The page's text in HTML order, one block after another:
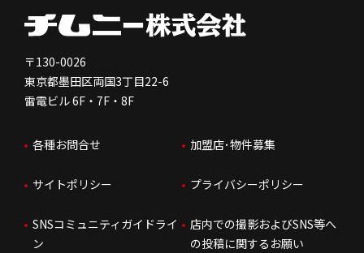
免責事項
株価情報
IRお問合せ
会社を知る
人を知る
はたらく環境
人財育成
サステナビリティ
独立支援について
FC加盟店お問合せ
〒130-0026
東京都墨田区両国3丁目22-6
雷電ビル 6F・7F・8F
各種お問合せ 加盟店･物件募集
サイトポリシー プライバシーポリシー
SNSコミュニティガイドライ
ン
店内での撮影およびSNS等へ
の投稿に関するお願い